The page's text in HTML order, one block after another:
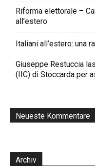
Riforma elettorale –
all’estero
Italiani all’estero: una
Giuseppe Restuccia
(IIC) di Stoccarda per
Neueste Kommentare
Archiv